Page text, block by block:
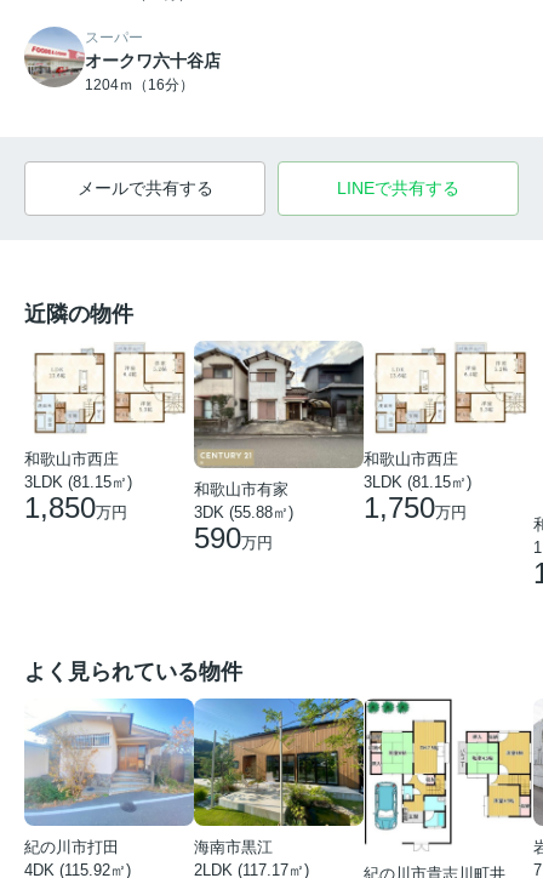
スーパー
オークワ六十谷店
1204ｍ（16分）
メールで共有する LINEで共有する
近隣の物件
和歌山市西庄
3LDK (81.15㎡)
1,850万円
和歌山市有家
3DK (55.88㎡)
590万円
和歌山市西庄
3LDK (81.15㎡)
1,750万円
よく見られている物件
紀の川市打田
4DK (115.92㎡)
海南市黒江
2LDK (117.17㎡)